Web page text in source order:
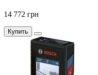
14 772 грн
Купить